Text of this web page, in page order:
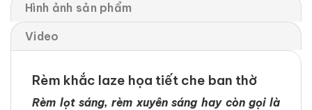
Hình ảnh sản phẩm
Video
Rèm khắc laze họa tiết che ban thờ
Rèm lọt sáng, rèm xuyên sáng hay còn gọi là